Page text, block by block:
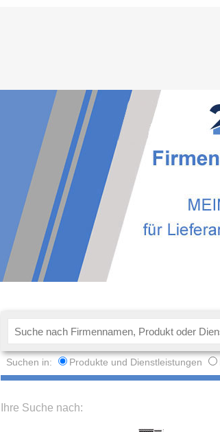
Suchen in: Produkte und Dienstleistungen
Ihre Suche nach: